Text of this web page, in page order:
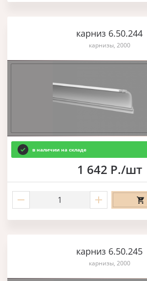
карниз 6.50.244
карнизы, 2000
в наличии на складе
1 642 Р./шт
карниз 6.50.245
карнизы, 2000